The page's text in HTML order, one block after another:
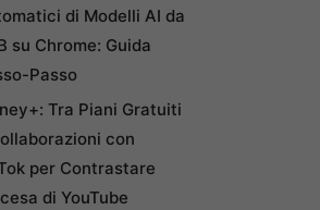
di Modelli AI da
su Chrome: Guida
Passo
Tra Piani Gratuiti
con
per Contrastare
di YouTube